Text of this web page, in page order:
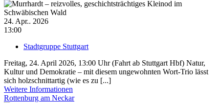
24. Apr.. 2026
13:00
Stadtgruppe Stuttgart
Freitag, 24. April 2026, 13:00 Uhr (Fahrt ab Stuttgart Hbf) Natur,
Kultur und Demokratie – mit diesem ungewohnten Wort-Trio lässt
sich holzschnittartig (wie es zu [...]
Weitere Informationen
Rottenburg am Neckar